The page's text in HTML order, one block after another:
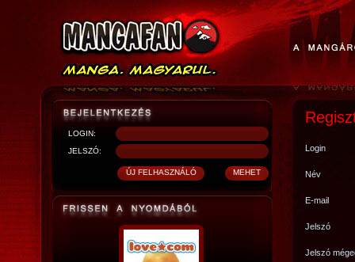
LOGIN:
JELSZÓ:
Login
Név
E-mail
Jelszó
Jelszó